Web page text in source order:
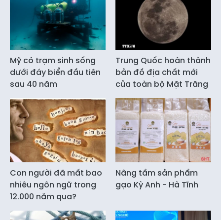
Mỹ có trạm sinh sống
dưới đáy biển đầu tiên
sau 40 năm
Trung Quốc hoàn thành
bản đồ địa chất mới
của toàn bộ Mặt Trăng
Con người đã mất bao
nhiêu ngôn ngữ trong
12.000 năm qua?
Nâng tầm sản phẩm
gạo Kỳ Anh - Hà Tĩnh